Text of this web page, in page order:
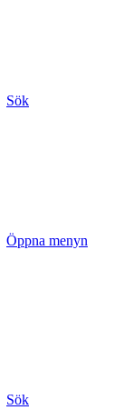
Sök
Öppna menyn
Sök